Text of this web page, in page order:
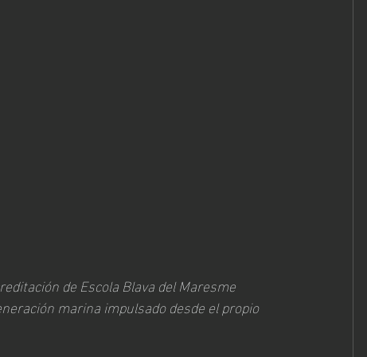
de Escola Blava del Maresme
marina impulsado desde el propio